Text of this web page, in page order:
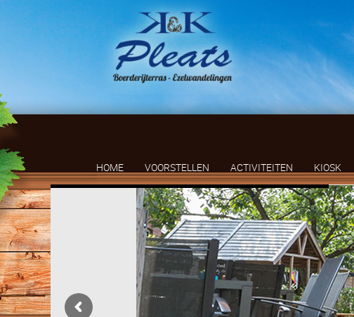
HOME VOORSTELLEN ACTIVITEITEN KIOSK